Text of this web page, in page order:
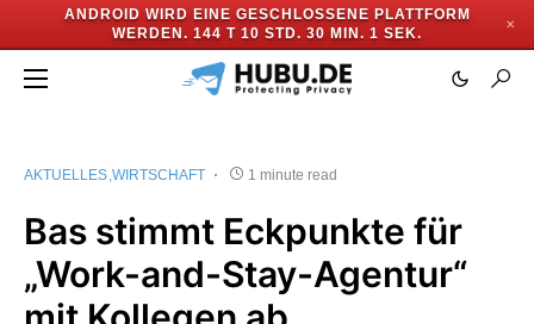
ANDROID WIRD EINE GESCHLOSSENE PLATTFORM
WERDEN. 144 T 10 STD. 30 MIN. 1 SEK.
✕
AKTUELLES WIRTSCHAFT 1 minute read
Bas stimmt Eckpunkte für
„Work-and-Stay-Agentur“